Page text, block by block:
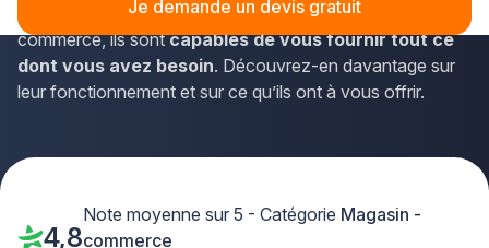
Je demande un devis gratuit
boutique, d’un magasin spécialisé ou d’un site e-
commerce, ils sontcapables de vous fournir tout ce
dont vous avez besoin. Découvrez-en davantage sur
leur fonctionnement et sur ce qu’ils ont à vous offrir.
4,8
Note moyenne sur 5 - Catégorie Magasin -
commerce